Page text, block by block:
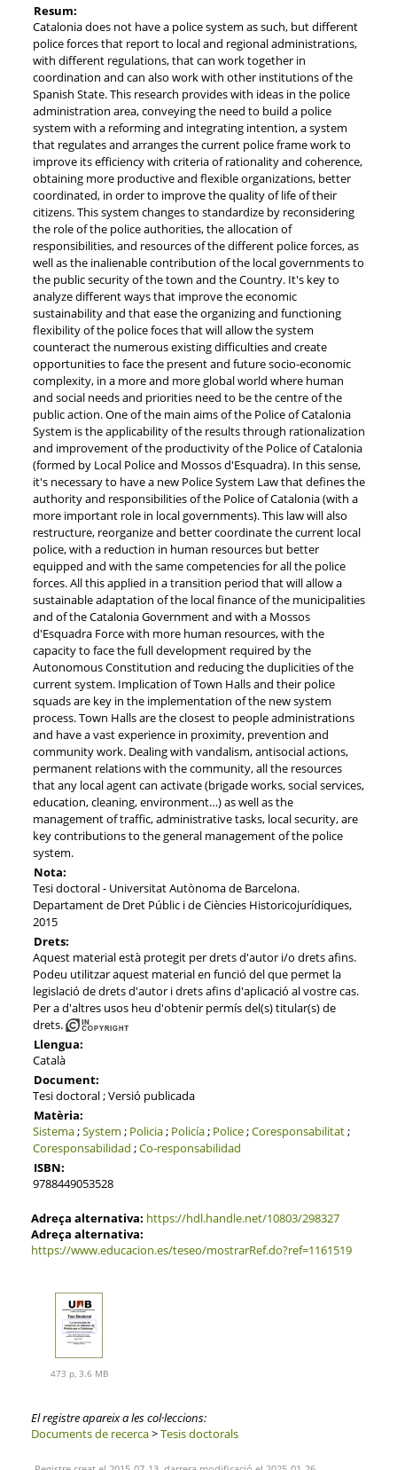
Resum:
Catalonia does not have a police system as such, but different
police forces that report to local and regional administrations,
with different regulations, that can work together in
coordination and can also work with other institutions of the
Spanish State. This research provides with ideas in the police
administration area, conveying the need to build a police
system with a reforming and integrating intention, a system
that regulates and arranges the current police frame work to
improve its efficiency with criteria of rationality and coherence,
obtaining more productive and flexible organizations, better
coordinated, in order to improve the quality of life of their
citizens. This system changes to standardize by reconsidering
the role of the police authorities, the allocation of
responsibilities, and resources of the different police forces, as
well as the inalienable contribution of the local governments to
the public security of the town and the Country. It's key to
analyze different ways that improve the economic
sustainability and that ease the organizing and functioning
flexibility of the police foces that will allow the system
counteract the numerous existing difficulties and create
opportunities to face the present and future socio-economic
complexity, in a more and more global world where human
and social needs and priorities need to be the centre of the
public action. One of the main aims of the Police of Catalonia
System is the applicability of the results through rationalization
and improvement of the productivity of the Police of Catalonia
(formed by Local Police and Mossos d'Esquadra). In this sense,
it's necessary to have a new Police System Law that defines the
authority and responsibilities of the Police of Catalonia (with a
more important role in local governments). This law will also
restructure, reorganize and better coordinate the current local
police, with a reduction in human resources but better
equipped and with the same competencies for all the police
forces. All this applied in a transition period that will allow a
sustainable adaptation of the local finance of the municipalities
and of the Catalonia Government and with a Mossos
d'Esquadra Force with more human resources, with the
capacity to face the full development required by the
Autonomous Constitution and reducing the duplicities of the
current system. Implication of Town Halls and their police
squads are key in the implementation of the new system
process. Town Halls are the closest to people administrations
and have a vast experience in proximity, prevention and
community work. Dealing with vandalism, antisocial actions,
permanent relations with the community, all the resources
that any local agent can activate (brigade works, social services,
education, cleaning, environment…) as well as the
management of traffic, administrative tasks, local security, are
key contributions to the general management of the police
system.
Nota:
Tesi doctoral - Universitat Autònoma de Barcelona.
Departament de Dret Públic i de Ciències Historicojurídiques,
2015
Drets:
Aquest material està protegit per drets d'autor i/o drets afins.
Podeu utilitzar aquest material en funció del que permet la
legislació de drets d'autor i drets afins d'aplicació al vostre cas.
Per a d'altres usos heu d'obtenir permís del(s) titular(s) de
drets.
Llengua:
Català
Document:
Tesi doctoral ; Versió publicada
Matèria:
Sistema;System ; Policia; Policía; Police;Coresponsabilitat;
Coresponsabilidad ;Co-responsabilidad
ISBN:
9788449053528
Adreça alternativa: https://hdl.handle.net/10803/298327
Adreça alternativa:
https://www.educacion.es/teseo/mostrarRef.do?ref=1161519
473 p, 3.6 MB
El registre apareix a les col·leccions:
Documents de recerca>Tesis doctorals